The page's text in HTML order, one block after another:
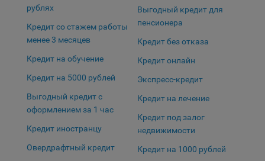
рублях
Кредит со стажем работы
менее 3 месяцев
Кредит на обучение
Кредит на 5000 рублей
Выгодный кредит с
оформлением за 1 час
Кредит иностранцу
Овердрафтный кредит
Выгодный кредит для
пенсионера
Кредит без отказа
Кредит онлайн
Экспресс-кредит
Кредит на лечение
Кредит под залог
недвижимости
Кредит на 1000 рублей